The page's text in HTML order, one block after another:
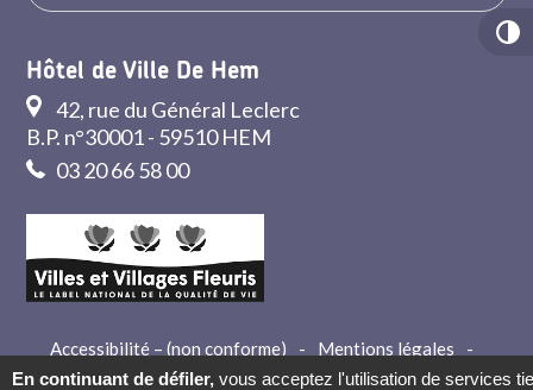
Hôtel de Ville De Hem
42, rue du Général Leclerc
B.P. n°30001 - 59510 HEM
03 20 66 58 00
Accessibilité – (non conforme) - Mentions légales
-
Crédits
- Contact
En continuant de défiler, vous acceptez l'utilisation de services